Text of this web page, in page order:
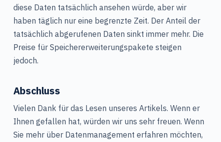
diese Daten tatsächlich ansehen würde, aber wir
haben täglich nur eine begrenzte Zeit. Der Anteil der
tatsächlich abgerufenen Daten sinkt immer mehr. Die
Preise für Speichererweiterungspakete steigen
jedoch.
Abschluss
Vielen Dank für das Lesen unseres Artikels. Wenn er
Ihnen gefallen hat, würden wir uns sehr freuen. Wenn
Sie mehr über Datenmanagement erfahren möchten,